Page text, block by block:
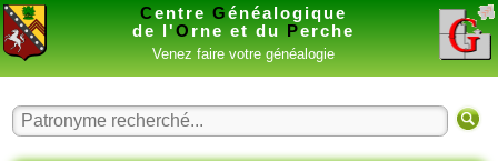
Centre Généalogique
de l'O rne et du Perche
Venez faire votre généalogie